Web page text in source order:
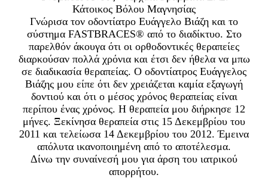
Κάτοικος Βόλου Μαγνησίας
Γνώρισα τον οδοντίατρο Ευάγγελο Βιάζη και το
σύστημα FASTBRACES® από το διαδίκτυο. Στο
παρελθόν άκουγα ότι οι ορθοδοντικές θεραπείες
διαρκούσαν πολλά χρόνια και έτσι δεν ήθελα να μπω
σε διαδικασία θεραπείας. Ο οδοντίατρος Ευάγγελος
Βιάζης μου είπε ότι δεν χρειάζεται καμία εξαγωγή
δοντιού και ότι ο μέσος χρόνος θεραπείας είναι
περίπου ένας χρόνος. Η θεραπεία μου διήρκησε 12
μήνες. Ξεκίνησα θεραπεία στις 15 Δεκεμβρίου του
2011 και τελείωσα 14 Δεκεμβρίου του 2012. Έμεινα
απόλυτα ικανοποιημένη από το αποτέλεσμα.
Δίνω την συναίνεσή μου για άρση του ιατρικού
απορρήτου.